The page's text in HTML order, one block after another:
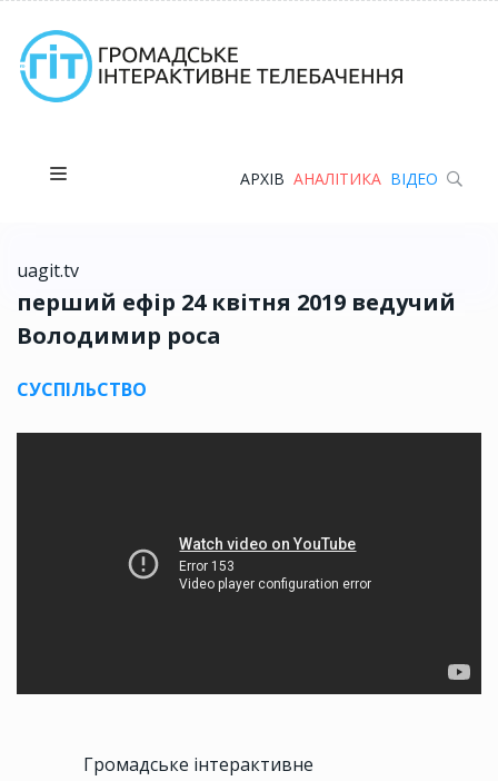
АРХІВ АНАЛІТИКА ВІДЕО
uagit.tv
перший ефір 24 квітня 2019 ведучий
Володимир роса
СУСПІЛЬСТВО
Громадське інтерактивне